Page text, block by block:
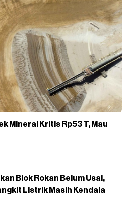
Mineral Kritis Rp53 T, Mau
Blok Rokan Belum Usai,
Listrik Masih Kendala